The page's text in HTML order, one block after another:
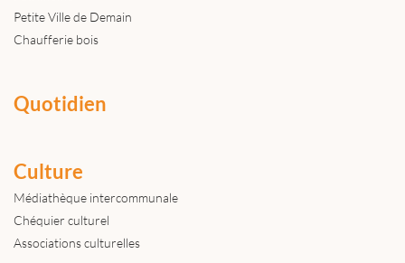
Petite Ville de Demain
Chaufferie bois
Quotidien
Culture
Médiathèque intercommunale
Chéquier culturel
Associations culturelles